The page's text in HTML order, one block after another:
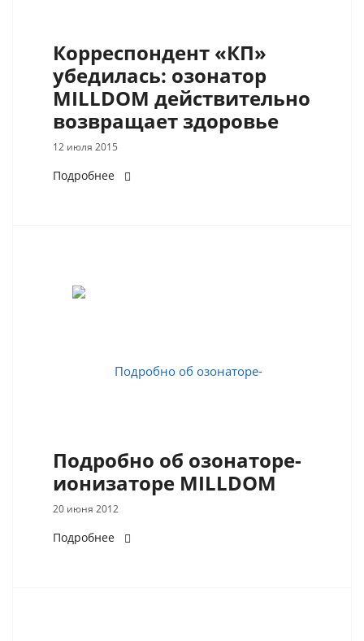
Корреспондент «КП»
убедилась: озонатор
MILLDOM действительно
возвращает здоровье
12 июля 2015
Подробнее
Подробно об озонаторе-
ионизаторе MILLDOM
20 июня 2012
Подробнее